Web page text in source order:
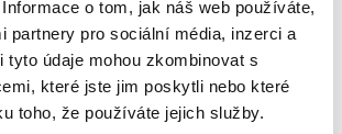
o tom, jak náš web používáte,
partnery pro sociální média, inzerci a
tyto údaje mohou zkombinovat s
které jste jim poskytli nebo které
toho, že používáte jejich služby.
jeho vydání, právní důsledky i
proti němu, přičemž...
Výklad práva